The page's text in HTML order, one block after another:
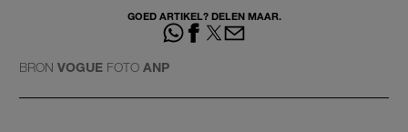
GOED ARTIKEL? DELEN MAAR.
BRON VOGUE FOTO ANP